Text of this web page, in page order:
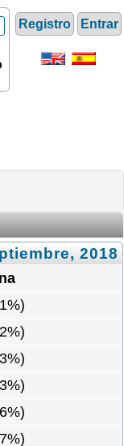
Registro Entrar
2018